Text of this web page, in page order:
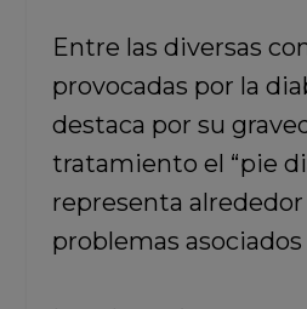
Entre las diversas
provocadas por la
destaca por su
tratamiento el “pie
representa alrededor
problemas